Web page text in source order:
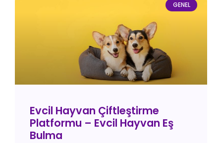
GENEL
Evcil Hayvan Çiftleştirme
Platformu – Evcil Hayvan Eş
Bulma